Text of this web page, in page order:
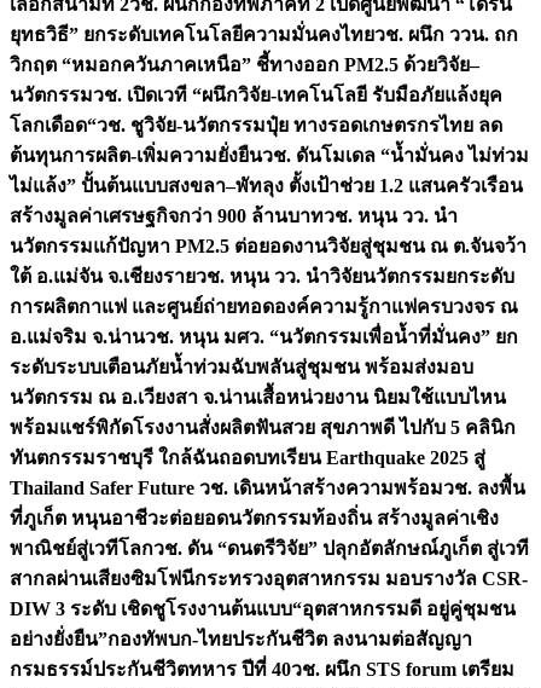
เลือกสนามที่ 2วช. ผนึกกองทัพภาคที่ 2 เปิดศูนย์พัฒนา “โดรน
ยุทธวิธี” ยกระดับเทคโนโลยีความมั่นคงไทยวช. ผนึก ววน. ถก
วิกฤต “หมอกควันภาคเหนือ” ชี้ทางออก PM2.5 ด้วยวิจัย–
นวัตกรรมวช. เปิดเวที “ผนึกวิจัย-เทคโนโลยี รับมือภัยแล้งยุค
โลกเดือด“วช. ชูวิจัย-นวัตกรรมปุ๋ย ทางรอดเกษตรกรไทย ลด
ต้นทุนการผลิต-เพิ่มความยั่งยืนวช. ดันโมเดล “น้ำมั่นคง ไม่ท่วม
ไม่แล้ง” ปั้นต้นแบบสงขลา–พัทลุง ตั้งเป้าช่วย 1.2 แสนครัวเรือน
สร้างมูลค่าเศรษฐกิจกว่า 900 ล้านบาทวช. หนุน วว. นำ
นวัตกรรมแก้ปัญหา PM2.5 ต่อยอดงานวิจัยสู่ชุมชน ณ ต.จันจว้า
ใต้ อ.แม่จัน จ.เชียงรายวช. หนุน วว. นำวิจัยนวัตกรรมยกระดับ
การผลิตกาแฟ และศูนย์ถ่ายทอดองค์ความรู้กาแฟครบวงจร ณ
อ.แม่จริม จ.น่านวช. หนุน มศว. “นวัตกรรมเพื่อน้ำที่มั่นคง” ยก
ระดับระบบเตือนภัยน้ำท่วมฉับพลันสู่ชุมชน พร้อมส่งมอบ
นวัตกรรม ณ อ.เวียงสา จ.น่านเสื้อหน่วยงาน นิยมใช้แบบไหน
พร้อมแชร์พิกัดโรงงานสั่งผลิตฟันสวย สุขภาพดี ไปกับ 5 คลินิก
ทันตกรรมราชบุรี ใกล้ฉันถอดบทเรียน Earthquake 2025 สู่
Thailand Safer Future วช. เดินหน้าสร้างความพร้อมวช. ลงพื้น
ที่ภูเก็ต หนุนอาชีวะต่อยอดนวัตกรรมท้องถิ่น สร้างมูลค่าเชิง
พาณิชย์สู่เวทีโลกวช. ดัน “ดนตรีวิจัย” ปลุกอัตลักษณ์ภูเก็ต สู่เวที
สากลผ่านเสียงซิมโฟนีกระทรวงอุตสาหกรรม มอบรางวัล CSR-
DIW 3 ระดับ เชิดชูโรงงานต้นแบบ“อุตสาหกรรมดี อยู่คู่ชุมชน
อย่างยั่งยืน”กองทัพบก-ไทยประกันชีวิต ลงนามต่อสัญญา
กรมธรรม์ประกันชีวิตทหาร ปีที่ 40วช. ผนึก STS forum เตรียม